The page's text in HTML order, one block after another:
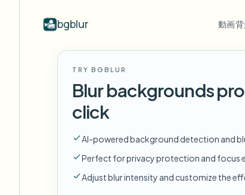
bgblur 動画
Hide faces, plates, and backgrounds in
your browser.
業界別
学校・教育
キャンパスカメラ、講義、地区の一括プライ
メディア・エンターテインメント
試写、リリース、コンプライアンス
小売・EC
ブログ
Tips, tutorials, and product updates
Answers to common questions
Whitepapers
Privacy compliance research reports
顔、ナンバープレート、背景のぼか
しと選択的な隠蔽の実際のクリッ
プ。
すべての例を見る
覧する
TRY BGBLUR
Blur backgrounds
click
AI-powered background detection and
Perfect for privacy protection and focus
Adjust blur intensity and customize the